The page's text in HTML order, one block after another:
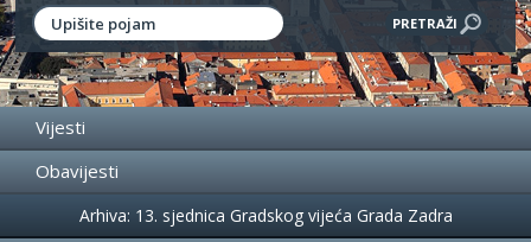
Vijesti
Obavijesti
Događanja
Arhiva: 13. sjednica Gradskog vijeća Grada Zadra